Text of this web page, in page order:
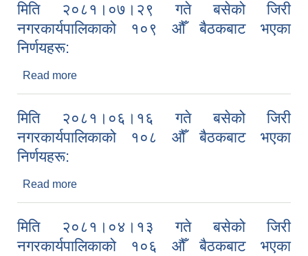
मिति २०८१।०७।२९ गते बसेको जिरी
नगरकार्यपालिकाको १०९ औँ बैठकबाट भएका
निर्णयहरू:
Read more
मिति २०८१।०६।१६ गते बसेको जिरी
नगरकार्यपालिकाको १०८ औँ बैठकबाट भएका
निर्णयहरू:
Read more
मिति २०८१।०४।१३ गते बसेको जिरी
नगरकार्यपालिकाको १०६ औँ बैठकबाट भएका